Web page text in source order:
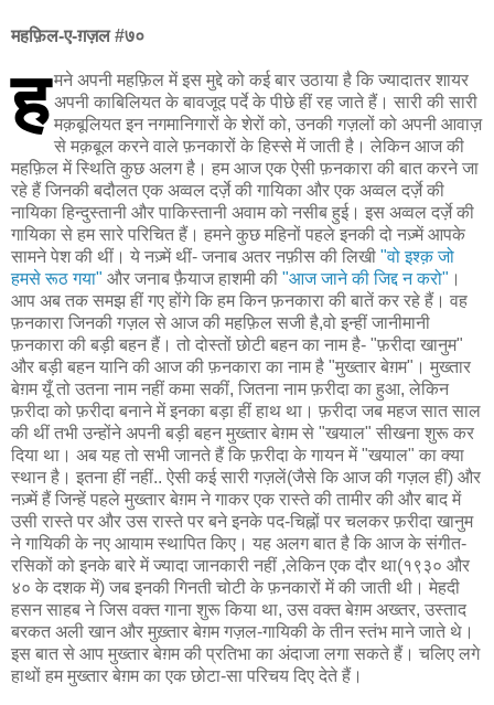
महफ़िल-ए-ग़ज़ल #७०
ह मने अपनी महफ़िल में इस मुद्दे को कई बार उठाया है कि ज्यादातर शायर
अपनी काबिलियत के बावजूद पर्दे के पीछे हीं रह जाते हैं। सारी की सारी
मक़बूलियत इन नगमानिगारों के शेरों को, उनकी गज़लों को अपनी आवाज़
से मक़बूल करने वाले फ़नकारों के हिस्से में जाती है। लेकिन आज की
महफ़िल में स्थिति कुछ अलग है। हम आज एक ऐसी फ़नकारा की बात करने जा
रहे हैं जिनकी बदौलत एक अव्वल दर्ज़े की गायिका और एक अव्वल दर्ज़े की
नायिका हिन्दुस्तानी और पाकिस्तानी अवाम को नसीब हुई। इस अव्वल दर्ज़े की
गायिका से हम सारे परिचित हैं। हमने कुछ महिनों पहले इनकी दो नज़्में आपके
सामने पेश की थीं। ये नज़्में थीं- जनाब अतर नफ़ीस की लिखी "वो इश्क़ जो
हमसे रूठ गया" और जनाब फ़ैयाज हाशमी की "आज जाने की जिद्द न करो" ।
आप अब तक समझ हीं गए होंगे कि हम किन फ़नकारा की बातें कर रहे हैं। वह
फ़नकारा जिनकी गज़ल से आज की महफ़िल सजी है,वो इन्हीं जानीमानी
फ़नकारा की बड़ी बहन हैं। तो दोस्तों छोटी बहन का नाम है- "फ़रीदा खानुम"
और बड़ी बहन यानि की आज की फ़नकारा का नाम है "मुख्तार बेग़म"। मुख्तार
बेग़म यूँ तो उतना नाम नहीं कमा सकीं, जितना नाम फ़रीदा का हुआ, लेकिन
फ़रीदा को फ़रीदा बनाने में इनका बड़ा हीं हाथ था। फ़रीदा जब महज सात साल
की थीं तभी उन्होंने अपनी बड़ी बहन मुख्तार बेग़म से "खयाल" सीखना शुरू कर
दिया था। अब यह तो सभी जानते हैं कि फ़रीदा के गायन में "खयाल" का क्या
स्थान है। इतना हीं नहीं.. ऐसी कई सारी गज़लें(जैसे कि आज की गज़ल हीं) और
नज़्में हैं जिन्हें पहले मुख्तार बेग़म ने गाकर एक रास्ते की तामीर की और बाद में
उसी रास्ते पर और उस रास्ते पर बने इनके पद-चिह्नों पर चलकर फ़रीदा खानुम
ने गायिकी के नए आयाम स्थापित किए। यह अलग बात है कि आज के संगीत-
रसिकों को इनके बारे में ज्यादा जानकारी नहीं ,लेकिन एक दौर था(१९३० और
४० के दशक में) जब इनकी गिनती चोटी के फ़नकारों में की जाती थी। मेहदी
हसन साहब ने जिस वक्त गाना शुरू किया था, उस वक्त बेग़म अख्तर, उस्ताद
बरकत अली खान और मुख़्तार बेग़म गज़ल-गायिकी के तीन स्तंभ माने जाते थे।
इस बात से आप मुख्तार बेग़म की प्रतिभा का अंदाजा लगा सकते हैं। चलिए लगे
हाथों हम मुख्तार बेग़म का एक छोटा-सा परिचय दिए देते हैं।